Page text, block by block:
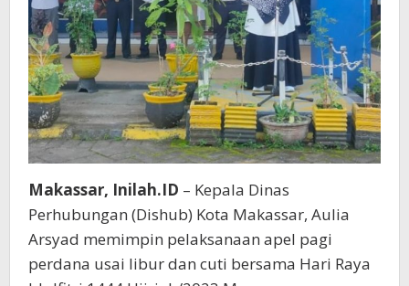
Makassar, Inilah.ID – Kepala Dinas
Perhubungan (Dishub) Kota Makassar, Aulia
Arsyad memimpin pelaksanaan apel pagi
perdana usai libur dan cuti bersama Hari Raya